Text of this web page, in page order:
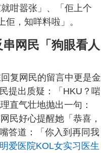
咁嚣张」、「佢上个
，知咩料啦」。
网民「狗眼看人
复网民的留言中更是金
提出质疑：「HKU？啱
直气壮地抛出一句：
民好心提醒她「恭喜，
答道：「你入到再同我
明爱医院KOL女实习医生